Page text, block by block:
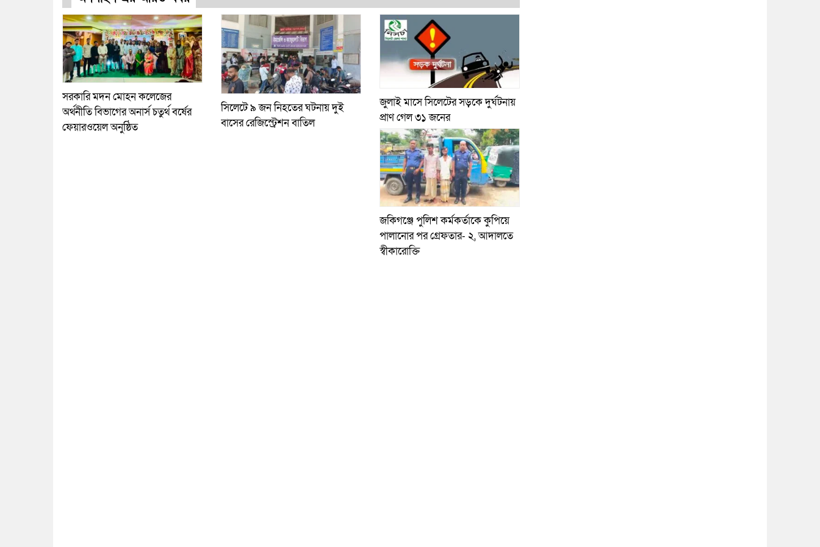
সরকারি মদন মোহন কলেজের
অর্থনীতি বিভাগের অনার্স চতুর্থ বর্ষের
ফেয়ারওয়েল অনুষ্ঠিত
সিলেটে ৯ জন নিহতের ঘটনায় দুই
বাসের রেজিস্ট্রেশন বাতিল
জুলাই মাসে সিলেটের সড়কে দুর্ঘটনায়
প্রাণ গেল ৩১ জনের
জকিগঞ্জে পুলিশ কর্মকর্তাকে কুপিয়ে
পালানোর পর গ্রেফতার- ২, আদালতে
স্বীকারোক্তি